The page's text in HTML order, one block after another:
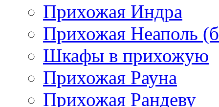
Прихожая Индра
Прихожая Неаполь
Шкафы в прихожую
Прихожая Рауна
Прихожая Рандеву